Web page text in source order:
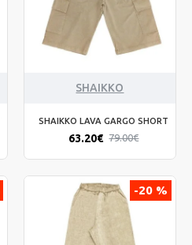
SHAIKKO
SHAIKKO LAVA GARGO SHORT
63.20€ 79.00€
-20 %